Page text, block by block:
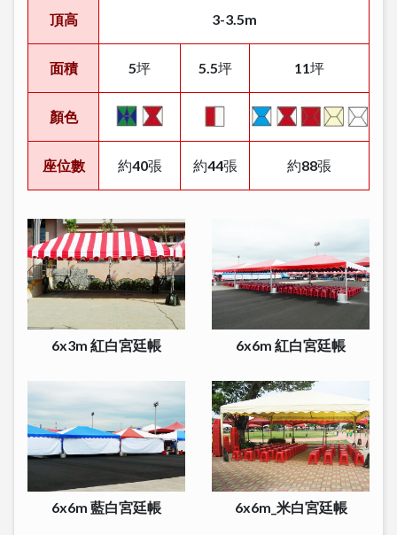
頂高 3-3.5m
面積 5坪 5.5坪 11坪
顏色
座位數 約40張 約44張 約88張
6x3m 紅白宮廷帳 6x6m 紅白宮廷帳
6x6m 藍白宮廷帳 6x6m_米白宮廷帳